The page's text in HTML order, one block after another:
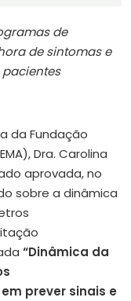
de
de sintomas e
da Fundação
Dra. Carolina
aprovada, no
sobre a dinâmica
“Dinâmica da
prever sinais e